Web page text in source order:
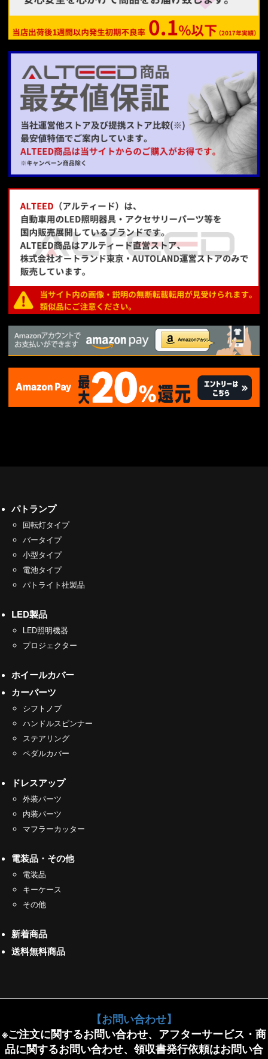
パトランプ
回転灯タイプ
バータイプ
小型タイプ
電池タイプ
パトライト社製品
LED製品
LED照明機器
プロジェクター
ホイールカバー
カーパーツ
シフトノブ
ハンドルスピンナー
ステアリング
ペダルカバー
ドレスアップ
外装パーツ
内装パーツ
マフラーカッター
電装品・その他
電装品
キーケース
その他
新着商品
送料無料商品
【お問い合わせ】
※ご注文に関するお問い合わせ、アフターサービス・商
品に関するお問い合わせ、領収書発行依頼はお問い合